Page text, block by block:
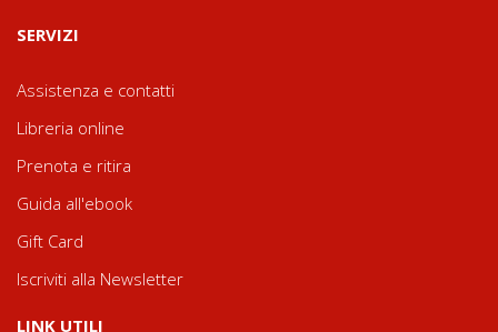
SERVIZI
Assistenza e contatti
Libreria online
Prenota e ritira
Guida all'ebook
Gift Card
Iscriviti alla Newsletter
LINK UTILI